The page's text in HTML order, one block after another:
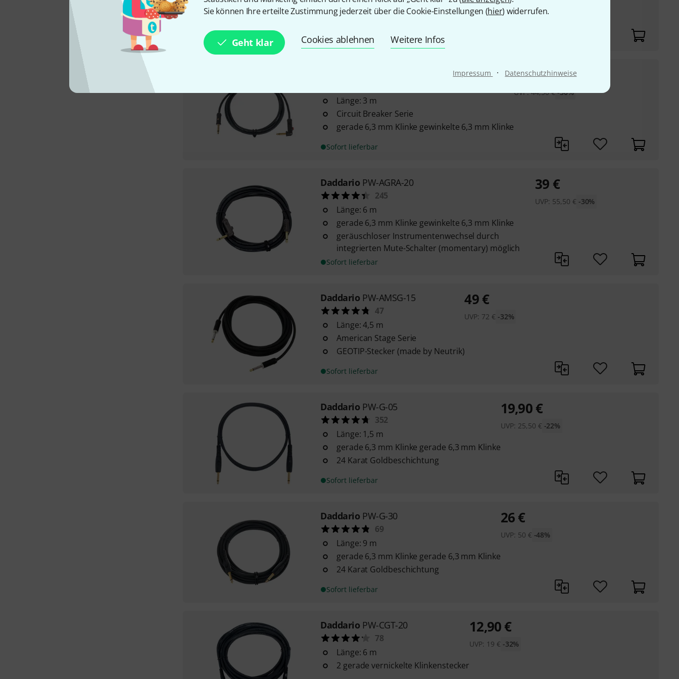
Sie können Ihre erteilte Zustimmung jederzeit über die Cookie-Einstellungen (hier) widerrufen.
Geht klar Cookies ablehnen Weitere Infos
Impressum · Datenschutzhinweise
American Stage Serie
GEOTIP-Stecker (Made by Neutrik)
Sofort lieferbar
AGLRA-10 Circuit Breaker Cable
Länge: 3 m
Circuit Breaker Serie
gerade 6,3 mm Klinke gewinkelte 6,3 mm Klinke
Sofort lieferbar
31€
UVP:44,50 € -30%
Daddario PW-AGRA-20
245
Länge: 6 m
gerade 6,3 mm Klinke gewinkelte 6,3 mm Klinke
geräuschloser Instrumentenwechsel durch
integrierten Mute-Schalter (momentary) möglich
Sofort lieferbar
39 €
UVP: 55,50 € -30%
Daddario PW-AMSG-15
47
Länge: 4,5 m
American Stage Serie
GEOTIP-Stecker (made by Neutrik)
Sofort lieferbar
49€
UVP: 72 € -32%
Daddario PW-G-05
352
Länge: 1,5 m
gerade 6,3 mm Klinke gerade 6,3 mm Klinke
24 Karat Goldbeschichtung
Sofort lieferbar
19,90 €
UVP: 25,50 € -22%
Daddario PW-G-30
69
Länge: 9 m
gerade 6,3 mm Klinke gerade 6,3 mm Klinke
24 Karat Goldbeschichtung
Sofort lieferbar
26€
UVP: 50 € -48%
Daddario PW-CGT-20
78
Länge: 6 m
2 gerade vernickelte Klinkenstecker
12,90€
UVP: 19 € -32%